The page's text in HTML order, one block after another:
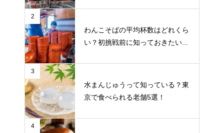
2
わんこそばの平均杯数はどれくら
い？初挑戦前に知っておきたい...
3
水まんじゅうって知っている？東
京で食べられる老舗5選！
4